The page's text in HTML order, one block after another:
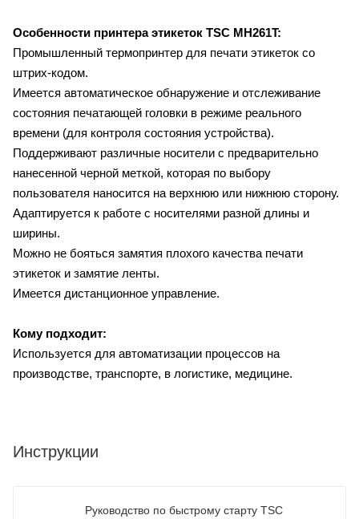
Особенности принтера этикеток TSC MH261T:
Промышленный термопринтер для печати этикеток со
штрих-кодом.
Имеется автоматическое обнаружение и отслеживание
состояния печатающей головки в режиме реального
времени (для контроля состояния устройства).
Поддерживают различные носители с предварительно
нанесенной черной меткой, которая по выбору
пользователя наносится на верхнюю или нижнюю сторону.
Адаптируется к работе с носителями разной длины и
ширины.
Можно не бояться замятия плохого качества печати
этикеток и замятие ленты.
Имеется дистанционное управление.
Кому подходит:
Используется для автоматизации процессов на
производстве, транспорте, в логистике, медицине.
Инструкции
Руководство по быстрому старту TSC